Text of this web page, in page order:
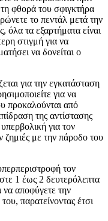
φθορά του σφιγκτήρα
το πεντάλ μετά την
τα εξαρτήματα είναι
στιγμή για να
να δονείται ο
για την εγκατάσταση
για να
προκαλούνται από
της αντίστασης
για τον
με την πάροδο του
τον
1 έως 2 δευτερόλεπτα
να αποφύγετε την
παρατείνοντας έτσι